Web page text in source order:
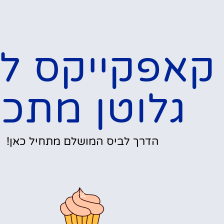
קאפקייקס
גלוטן
הדרך לביס המושלם מתחיל כאן!